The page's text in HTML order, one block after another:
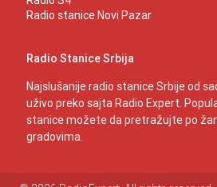
Radio stanice Novi Pazar
Radio Stanice Srbija
Najslušanije radio stanice Srbije od
uživo preko sajta Radio Expert.
stanice možete da pretražujte po
gradovima.